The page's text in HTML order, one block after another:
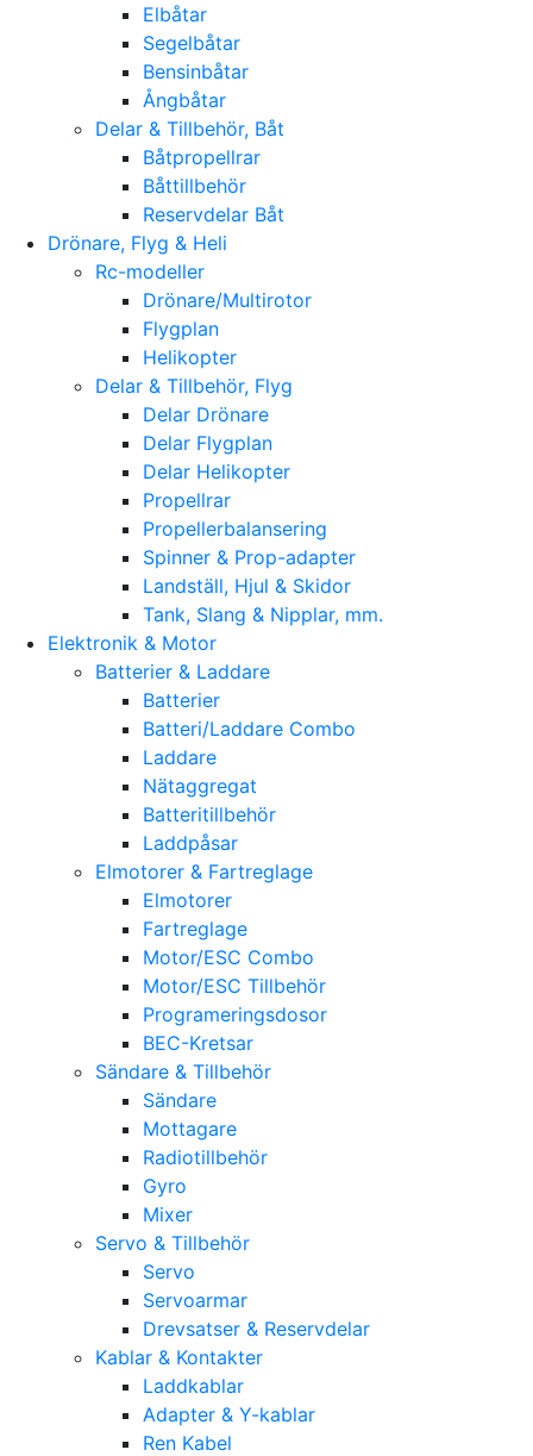
Elbåtar
Segelbåtar
Bensinbåtar
Ångbåtar
Delar & Tillbehör, Båt
Båtpropellrar
Båttillbehör
Reservdelar Båt
Drönare, Flyg & Heli
Rc-modeller
Drönare/Multirotor
Flygplan
Helikopter
Delar & Tillbehör, Flyg
Delar Drönare
Delar Flygplan
Delar Helikopter
Propellrar
Propellerbalansering
Spinner & Prop-adapter
Landställ, Hjul & Skidor
Tank, Slang & Nipplar, mm.
Elektronik & Motor
Batterier & Laddare
Batterier
Batteri/Laddare Combo
Laddare
Nätaggregat
Batteritillbehör
Laddpåsar
Elmotorer & Fartreglage
Elmotorer
Fartreglage
Motor/ESC Combo
Motor/ESC Tillbehör
Programeringsdosor
BEC-Kretsar
Sändare & Tillbehör
Sändare
Mottagare
Radiotillbehör
Gyro
Mixer
Servo & Tillbehör
Servo
Servoarmar
Drevsatser & Reservdelar
Kablar & Kontakter
Laddkablar
Adapter & Y-kablar
Ren Kabel